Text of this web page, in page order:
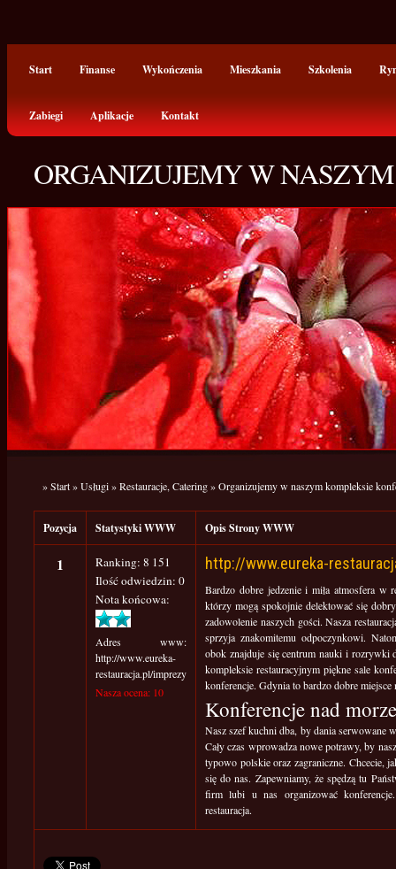
Start Finanse Wykończenia Mieszkania Szkolenia
Zabiegi Aplikacje Kontakt
ORGANIZUJEMY W
»Start»Usługi»Restauracje, Catering»Organizujemy w naszym kompleksie
Pozycja Statystyki WWW Opis Strony WWW
1
Ranking: 8 151
Ilość odwiedzin: 0
Nota końcowa:
Adres www:
http://www.eureka-
restauracja.pl/imprezy
Nasza ocena: 10
http://www.eureka-
Bardzo dobre jedzenie i miła atmosfera w
którzy mogą spokojnie delektować się
zadowolenie naszych gości. Nasza
sprzyja znakomitemu odpoczynkowi.
obok znajduje się centrum nauki i rozrywki
kompleksie restauracyjnym piękne sale
konferencje. Gdynia to bardzo dobre miejsce
Konferencje nad
Nasz szef kuchni dba, by dania serwowane
Cały czas wprowadza nowe potrawy, by
typowo polskie oraz zagraniczne. Chcecie,
się do nas. Zapewniamy, że spędzą tu
firm lubi u nas organizować
restauracja.